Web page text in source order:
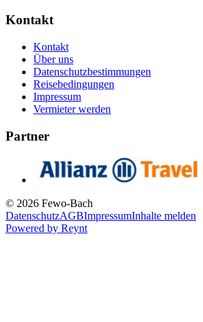
Kontakt
Kontakt
Über uns
Datenschutzbestimmungen
Reisebedingungen
Impressum
Vermieter werden
Partner
© 2026 Fewo-Bach
DatenschutzAGBImpressumInhalte melden
Powered by Reynt